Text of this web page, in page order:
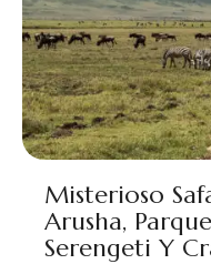
Misterioso
Arusha,
Serengeti Y